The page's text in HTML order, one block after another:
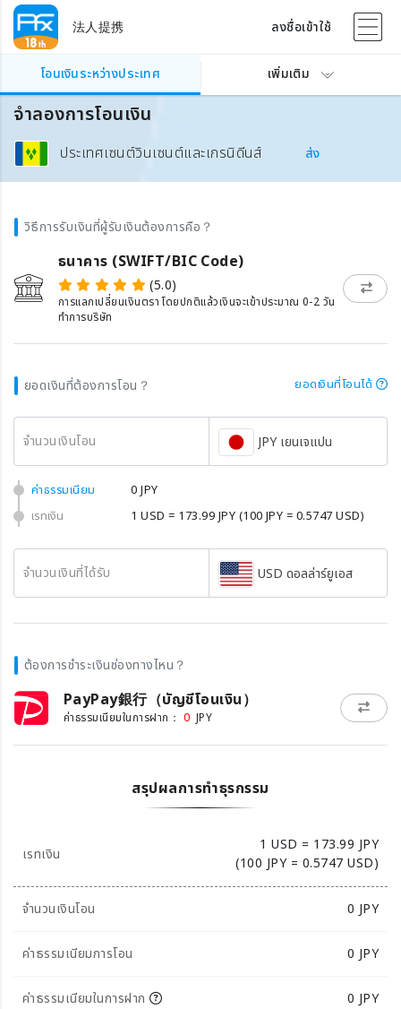
法人提携 ลงชื่อเข้าใช้
โอนเงินระหว่างประเทศ เพิ่มเติม
จำลองการโอนเงิน
ประเทศเซนต์วินเซนต์และเกรนิดีนส์ ส่ง
วิธีการรับเงินที่ผู้รับเงินต้องการคือ？
ธนาคาร (SWIFT/BIC Code)
(5.0)
การแลกเปลี่ยนเงินตรา โดยปกติแล้วเงินจะเข้าประมาณ 0-2 วัน
ทำการบริษัท
ยอดเงินที่ต้องการโอน？ ยอดเงินที่โอนได้
จำนวนเงินโอน JPY เยนเจแปน
ค่าธรรมเนียม
0 JPY
เรทเงิน
1 USD = 173.99 JPY (100 JPY = 0.5747 USD)
จำนวนเงินที่ได้รับ USD ดอลล่าร์ยูเอส
ต้องการชำระเงินช่องทางไหน？
PayPay銀行（บัญชีโอนเงิน）
ค่าธรรมเนียมในการฝาก： 0 JPY
สรุปผลการทำธุรกรรม
เรทเงิน
1 USD = 173.99 JPY
(100 JPY = 0.5747 USD)
จำนวนเงินโอน 0 JPY
ค่าธรรมเนียมการโอน 0 JPY
ค่าธรรมเนียมในการฝาก 0 JPY